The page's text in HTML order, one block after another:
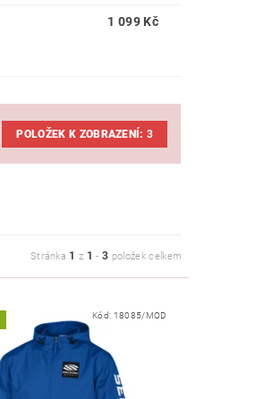
1 099 Kč
POLOŽEK K ZOBRAZENÍ:3
Stránka 1 z 1 -3 položek celkem
Kód: 18085/MOD